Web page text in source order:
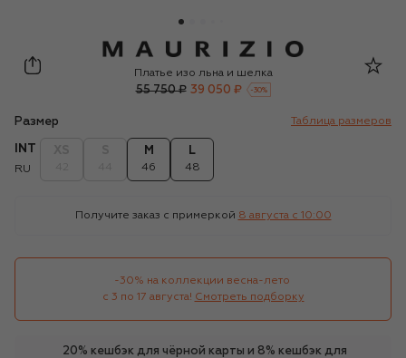
Maurizio
Платье изо льна и шелка
55 750 ₽ 39 050 ₽ -30%
Размер Таблица размеров
INT
RU
M
46
L
48
Получите заказ с примеркой 8 августа c 10:00
-30% на коллекции весна-лето
с 3 по 17 августа! Смотреть подборку
20% кешбэк для чёрной карты и 8% кешбэк для